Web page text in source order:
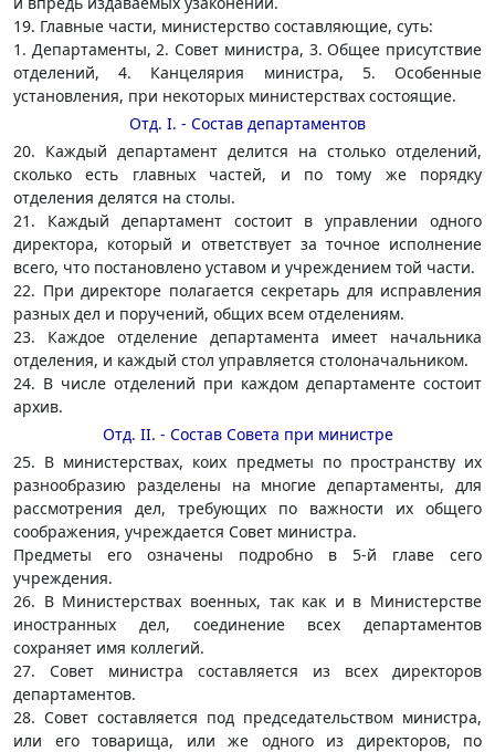
19. Главные части, министерство составляющие, суть:
1. Департаменты, 2. Совет министра, 3. Общее присутствие
отделений, 4. Канцелярия министра, 5. Особенные
установления, при некоторых министерствах состоящие.
Отд. I. - Состав департаментов
20. Каждый департамент делится на столько отделений,
сколько есть главных частей, и по тому же порядку
отделения делятся на столы.
21. Каждый департамент состоит в управлении одного
директора, который и ответствует за точное исполнение
всего, что постановлено уставом и учреждением той части.
22. При директоре полагается секретарь для исправления
разных дел и поручений, общих всем отделениям.
23. Каждое отделение департамента имеет начальника
отделения, и каждый стол управляется столоначальником.
24. В числе отделений при каждом департаменте состоит
архив.
Отд. II. - Состав Совета при министре
25. В министерствах, коих предметы по пространству их
разнообразию разделены на многие департаменты, для
рассмотрения дел, требующих по важности их общего
соображения, учреждается Совет министра.
Предметы его означены подробно в 5-й главе сего
учреждения.
26. В Министерствах военных, так как и в Министерстве
иностранных дел, соединение всех департаментов
сохраняет имя коллегий.
27. Совет министра составляется из всех директоров
департаментов.
28. Совет составляется под председательством министра,
или его товарища, или же одного из директоров, по